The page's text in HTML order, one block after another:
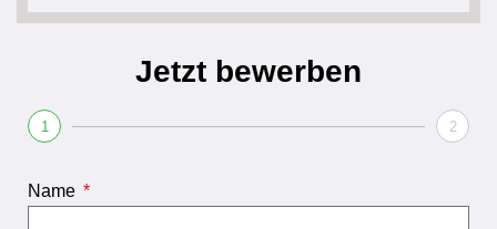
Jetzt bewerben
1 2
Name